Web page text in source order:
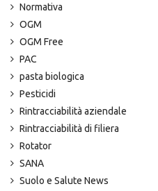
Normativa
OGM
OGM Free
PAC
pasta biologica
Pesticidi
Rintracciabilità aziendale
Rintracciabilità di filiera
Rotator
SANA
Suolo e Salute News